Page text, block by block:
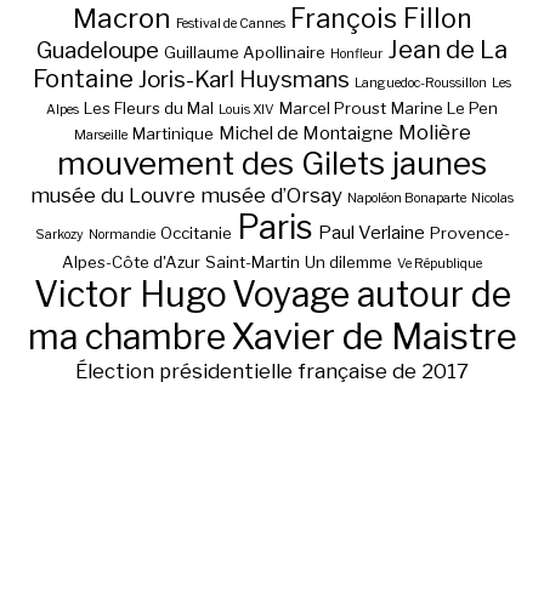
Macron Festival de Cannes François Fillon
Guadeloupe Guillaume Apollinaire Honfleur Jean de La
Fontaine Joris-Karl Huysmans Languedoc-Roussillon Les
Alpes Les Fleurs du Mal Louis XIV Marcel Proust Marine Le Pen
Marseille Martinique Michel de Montaigne Molière
mouvement des Gilets jaunes
musée du Louvre musée d’Orsay Napoléon Bonaparte Nicolas
Sarkozy Normandie Occitanie Paris Paul Verlaine Provence-
Alpes-Côte d'Azur Saint-Martin Un dilemme Ve République
Victor HugoVoyage autour de
ma chambre Xavier de Maistre
Élection présidentielle française de 2017